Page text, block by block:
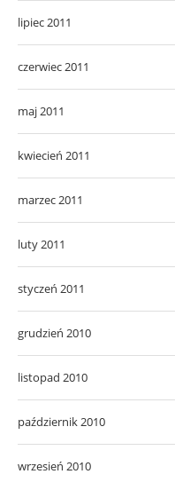
lipiec 2011
czerwiec 2011
maj 2011
kwiecień 2011
marzec 2011
luty 2011
styczeń 2011
grudzień 2010
listopad 2010
październik 2010
wrzesień 2010